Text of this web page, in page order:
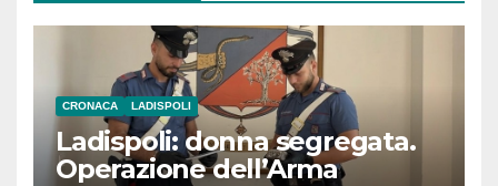
CRONACA LADISPOLI
Ladispoli: donna segregata.
Operazione dell’Arma